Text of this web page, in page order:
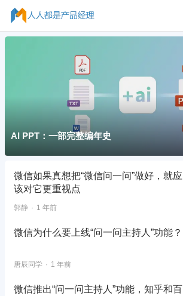
AI PPT：一部完整编年史
微信如果真想把“微信问一问”做好，就应
该对它更重视点
郭静 1 年前
微信为什么要上线“问一问主持人”功能？
唐辰同学 1 年前
微信推出“问一问主持人”功能，知乎和百